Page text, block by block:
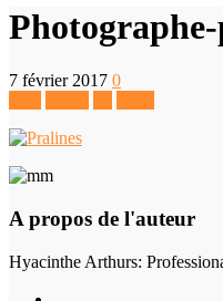
7 février 2017 0
A propos de l'auteur
Hyacinthe Arthurs: